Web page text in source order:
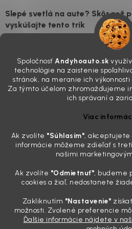
Spoločnosť Andyhoauto.sk
technológie na zaistenie
stránok, na meranie ich
Za týmto účelom zhromažďujeme
ich správaní a
Viac
Ak zvolíte "Súhlasím", akceptujete
informácie môžeme zdieľať s
našimi
Ak zvolíte "Odmietnuť", budeme
cookies a žiaľ, nedostanete
Zakliknutím "Nastavenie"
možnosti. Zvolené preferencie
Ďalšie informácie nájdete v
Slepé svetlá na aute? Skôr než
vyskúšajte tento trik
skutočnosti je? Často za to môžu
mliečny, drsný povrch nie je len
svoje, plexisklo začne svetlo
Zabudnite na handru. Ak
Poznáte ten moment. Vonku svieti
„upratanom“ aute, no pri pohľade na
mriežkach ventilácie, okolo tlačidiel a v
drzo pozerá prach. Handra ani
Detailing nemusí stáť výplatu: 5
31.7.2026
Sobotné ráno, káva v ruke a pred vami